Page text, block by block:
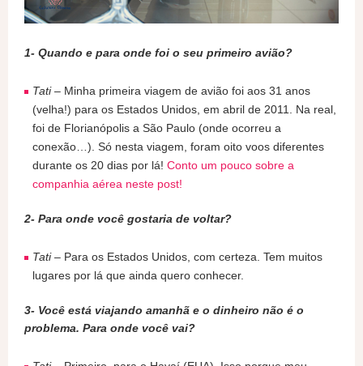
1- Quando e para onde foi o seu primeiro avião?
Tati– Minha primeira viagem de avião foi aos 31 anos
(velha!) para os Estados Unidos, em abril de 2011. Na real,
foi de Florianópolis a São Paulo (onde ocorreu a
conexão…). Só nesta viagem, foram oito voos diferentes
durante os 20 dias por lá! Conto um pouco sobre a
companhia aérea neste post!
2- Para onde você gostaria de voltar?
Tati– Para os Estados Unidos, com certeza. Tem muitos
lugares por lá que ainda quero conhecer.
3- Você está viajando amanhã e o dinheiro não é o
problema. Para onde você vai?